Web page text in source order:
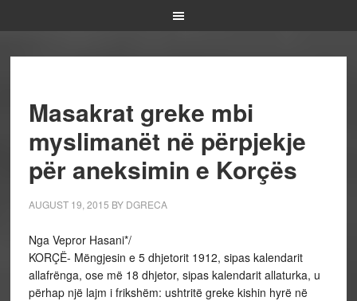
Masakrat greke mbi
myslimanët në përpjekje
për aneksimin e Korçës
AUGUST 19, 2015 BY DGRECA
Nga Vepror Hasani*/
KORÇË- Mëngjesin e 5 dhjetorit 1912, sipas kalendarit
allafrënga, ose më 18 dhjetor, sipas kalendarit allaturka, u
përhap një lajm i frikshëm: ushtritë greke kishin hyrë në